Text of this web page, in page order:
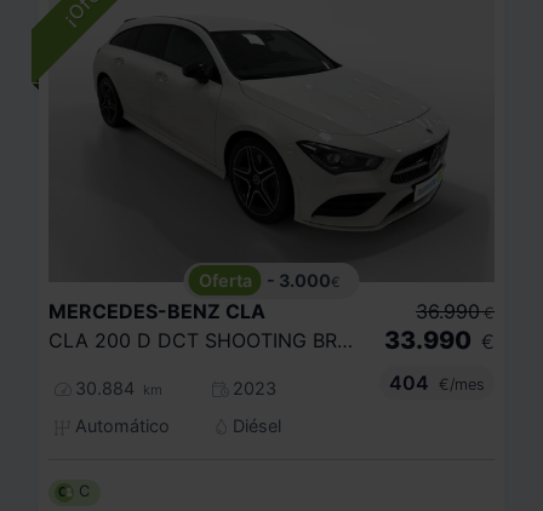
- 3.000€
MERCEDES-BENZ CLA
CLA 200 D DCT SHOOTING BRAKE
30.884 km
2023
Automático
Diésel
36.990 €
33.990 €
404
€/mes
C